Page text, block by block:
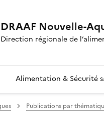
DRAAF Nouvelle-
Direction régionale de
Alimentation & Sécurité
Publications par